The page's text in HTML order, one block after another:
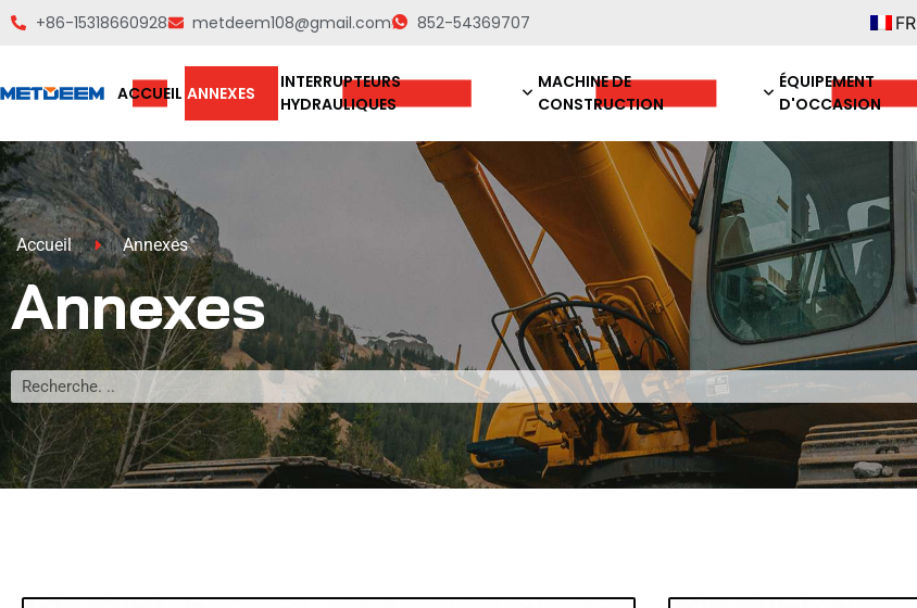
+86-15318660928 metdeem108@gmail.com 852-54369707 FR
ACCUEIL ANNEXES
INTERRUPTEURS
HYDRAULIQUES
MACHINE DE
CONSTRUCTION
ÉQUIPEMENT
D'OCCASION
Accueil Annexes
Annexes